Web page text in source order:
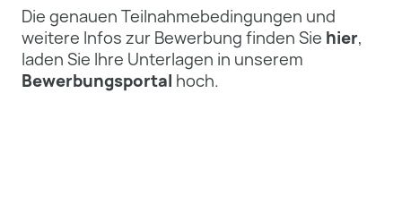
Die genauen Teilnahmebedingungen und
weitere Infos zur Bewerbung finden Sie hier,
laden Sie Ihre Unterlagen in unserem
Bewerbungsportal hoch.